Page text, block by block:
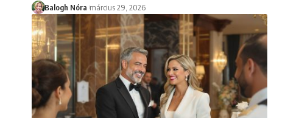
Balogh Nóra március 29, 2026